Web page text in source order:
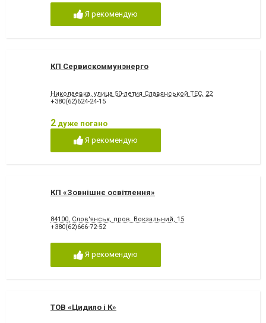
Я рекомендую
КП Сервискоммунэнерго
Николаевка, улица 50-летия Славянськой ТЕС, 22
+380(62)624-24-15
2 дуже погано
Я рекомендую
КП «Зовнішнє освітлення»
84100, Слов'янськ, пров. Вокзальний, 15
+380(62)666-72-52
Я рекомендую
ТОВ «Цидило і К»